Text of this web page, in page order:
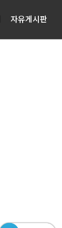
자유게시판